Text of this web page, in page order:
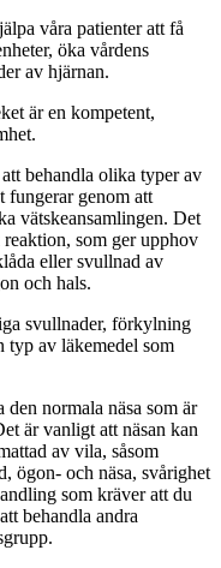
våra patienter att få
öka vårdens
av hjärnan.
är en kompetent,
behandla olika typer av
fungerar genom att
vätskeansamlingen. Det
som ger upphov
eller svullnad av
och hals.
svullnader, förkylning
typ av läkemedel som
normala näsa som är
är vanligt att näsan kan
av vila, såsom
ögon- och näsa, svårighet
som kräver att du
behandla andra